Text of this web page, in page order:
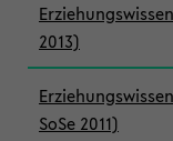
2013)
SoSe 2011)